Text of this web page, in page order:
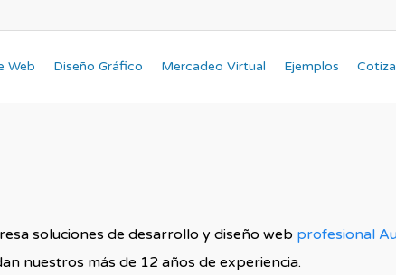
Web Diseño Gráfico Mercadeo Virtual Ejemplos
soluciones de desarrollo y diseño web profesional
nuestros más de 12 años de experiencia.